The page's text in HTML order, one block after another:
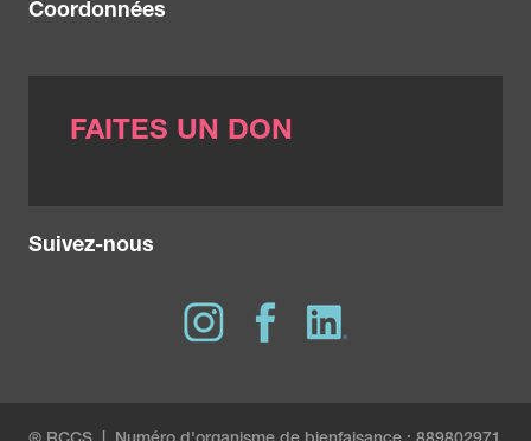
Coordonnées
FAITES UN DON
Suivez-nous